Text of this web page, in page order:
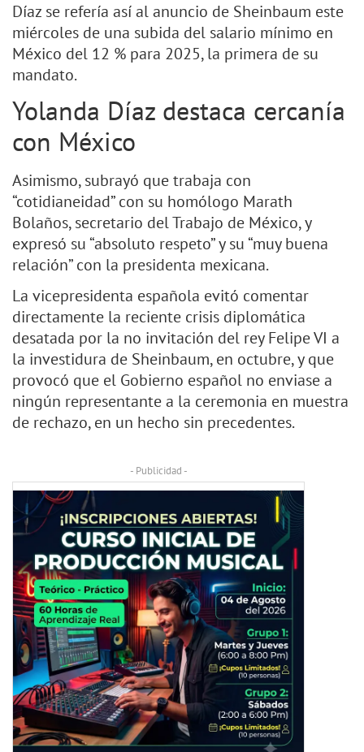
Díaz se refería así al anuncio de Sheinbaum este
miércoles de una subida del salario mínimo en
México del 12 % para 2025, la primera de su
mandato.
Yolanda Díaz destaca cercanía
con México
Asimismo, subrayó que trabaja con
“cotidianeidad” con su homólogo Marath
Bolaños, secretario del Trabajo de México, y
expresó su “absoluto respeto” y su “muy buena
relación” con la presidenta mexicana.
La vicepresidenta española evitó comentar
directamente la reciente crisis diplomática
desatada por la no invitación del rey Felipe VI a
la investidura de Sheinbaum, en octubre, y que
provocó que el Gobierno español no enviase a
ningún representante a la ceremonia en muestra
de rechazo, en un hecho sin precedentes.
- Publicidad -